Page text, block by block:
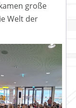
große
Welt der